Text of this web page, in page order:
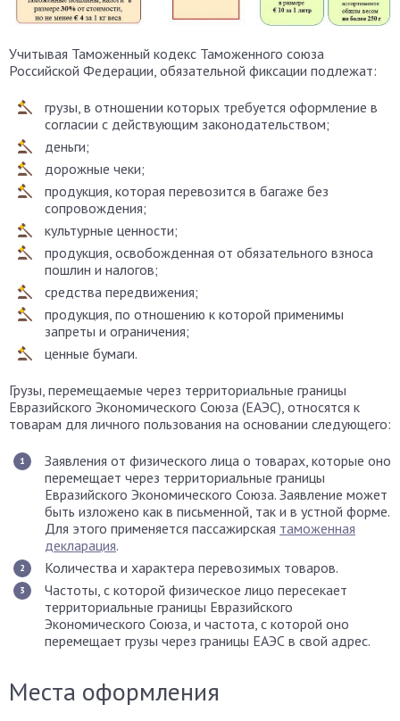
Учитывая Таможенный кодекс Таможенного союза
Российской Федерации, обязательной фиксации подлежат:
грузы, в отношении которых требуется оформление в
согласии с действующим законодательством;
деньги;
дорожные чеки;
продукция, которая перевозится в багаже без
сопровождения;
культурные ценности;
продукция, освобожденная от обязательного взноса
пошлин и налогов;
средства передвижения;
продукция, по отношению к которой применимы
запреты и ограничения;
ценные бумаги.
Грузы, перемещаемые через территориальные границы
Евразийского Экономического Союза (ЕАЭС), относятся к
товарам для личного пользования на основании следующего:
Заявления от физического лица о товарах, которые оно
перемещает через территориальные границы
Евразийского Экономического Союза. Заявление может
быть изложено как в письменной, так и в устной форме.
Для этого применяется пассажирская таможенная
декларация.
Количества и характера перевозимых товаров.
Частоты, с которой физическое лицо пересекает
территориальные границы Евразийского
Экономического Союза, и частота, с которой оно
перемещает грузы через границы ЕАЭС в свой адрес.
Места оформления